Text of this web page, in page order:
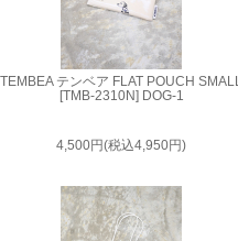
TEMBEA テンベア FLAT POUCH SMALL
[TMB-2310N] DOG-1
4,500円(税込4,950円)